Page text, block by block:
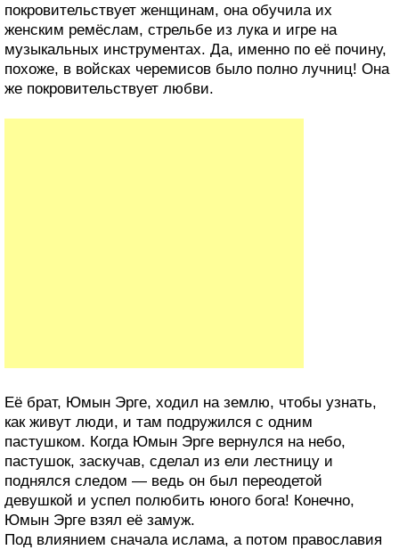
покровительствует женщинам, она обучила их
женским ремёслам, стрельбе из лука и игре на
музыкальных инструментах. Да, именно по её почину,
похоже, в войсках черемисов было полно лучниц! Она
же покровительствует любви.
Её брат, Юмын Эрге, ходил на землю, чтобы узнать,
как живут люди, и там подружился с одним
пастушком. Когда Юмын Эрге вернулся на небо,
пастушок, заскучав, сделал из ели лестницу и
поднялся следом — ведь он был переодетой
девушкой и успел полюбить юного бога! Конечно,
Юмын Эрге взял её замуж.
Под влиянием сначала ислама, а потом православия